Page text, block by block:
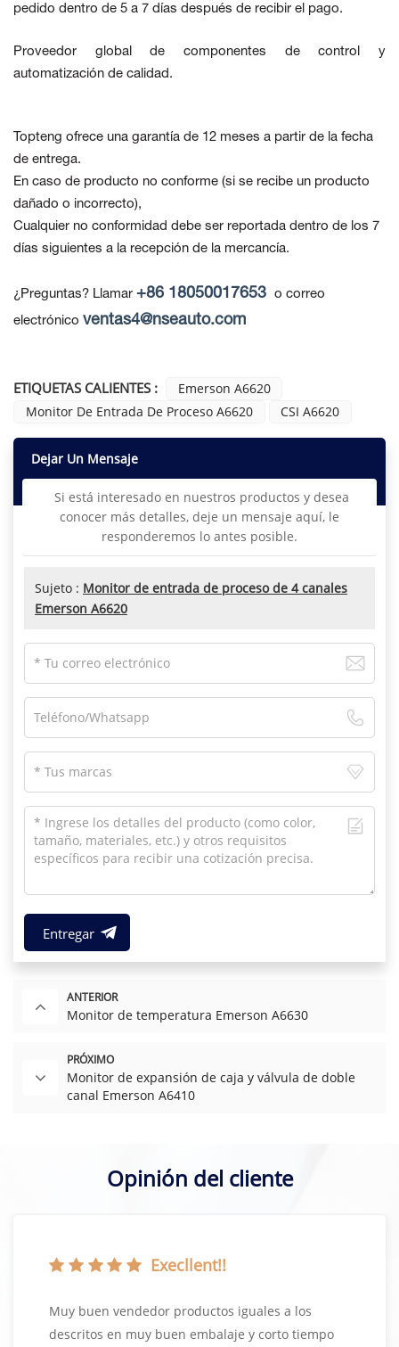
pedido dentro de 5 a 7 días después de recibir el pago.
Proveedor global de componentes de control y
automatización de calidad.
Topteng ofrece una garantía de 12 meses a partir de la fecha
de entrega.
En caso de producto no conforme (si se recibe un producto
dañado o incorrecto),
Cualquier no conformidad debe ser reportada dentro de los 7
días siguientes a la recepción de la mercancía.
¿Preguntas? Llamar +86 18050017653 o correo
electrónico ventas4@nseauto.com
ETIQUETAS CALIENTES :
Emerson A6620
Monitor De Entrada De Proceso A6620
CSI A6620
Dejar Un Mensaje
Si está interesado en nuestros productos y desea
conocer más detalles, deje un mensaje aquí, le
responderemos lo antes posible.
Sujeto : Monitor de entrada de proceso de 4 canales
Emerson A6620
Entregar
ANTERIOR
Monitor de temperatura Emerson A6630
PRÓXIMO
Monitor de expansión de caja y válvula de doble
canal Emerson A6410
Opinión del cliente
Execllent!!
Muy buen vendedor productos iguales a los
descritos en muy buen embalaje y corto tiempo